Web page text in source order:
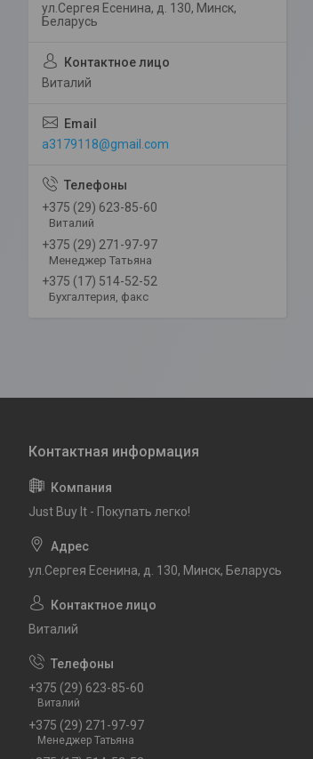
ул.Сергея Есенина, д. 130, Минск,
Беларусь
Виталий
a3179118@gmail.com
+375 (29) 623-85-60
Виталий
+375 (29) 271-97-97
Менеджер Татьяна
+375 (17) 514-52-52
Бухгалтерия, факс
Just Buy It - Покупать легко!
ул.Сергея Есенина, д. 130, Минск, Беларусь
Виталий
+375 (29) 623-85-60
Виталий
+375 (29) 271-97-97
Менеджер Татьяна